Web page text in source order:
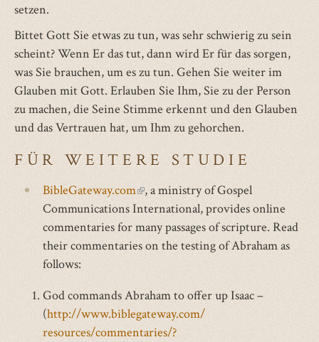
setzen.
Bittet Gott Sie etwas zu tun, was sehr schwierig zu sein
scheint? Wenn Er das tut, dann wird Er für das sorgen,
was Sie brauchen, um es zu tun. Gehen Sie weiter im
Glauben mit Gott. Erlauben Sie Ihm, Sie zu der Person
zu machen, die Seine Stimme erkennt und den Glauben
und das Vertrauen hat, um Ihm zu gehorchen.
FÜR WEITERE STUDIE
BibleGateway.com
(link
is
external)
, a ministry of Gospel
Communications International, provides online
commentaries for many passages of scripture. Read
their commentaries on the testing of Abraham as
follows:
God commands Abraham to offer up Isaac –
(http://www.biblegateway.com/
resources/commentaries/?